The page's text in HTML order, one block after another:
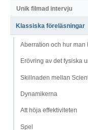
Unik filmad intervju
Klassiska föreläsningar
Aberration och hur man
Erövring av det fysiska
Skillnaden mellan
Dynamikerna
Att höja effektiviteten
Spel